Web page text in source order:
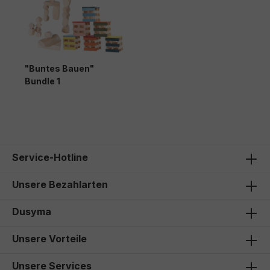
"Buntes Bauen"
Bundle 1
Service-Hotline
Unsere Bezahlarten
Dusyma
Unsere Vorteile
Unsere Services